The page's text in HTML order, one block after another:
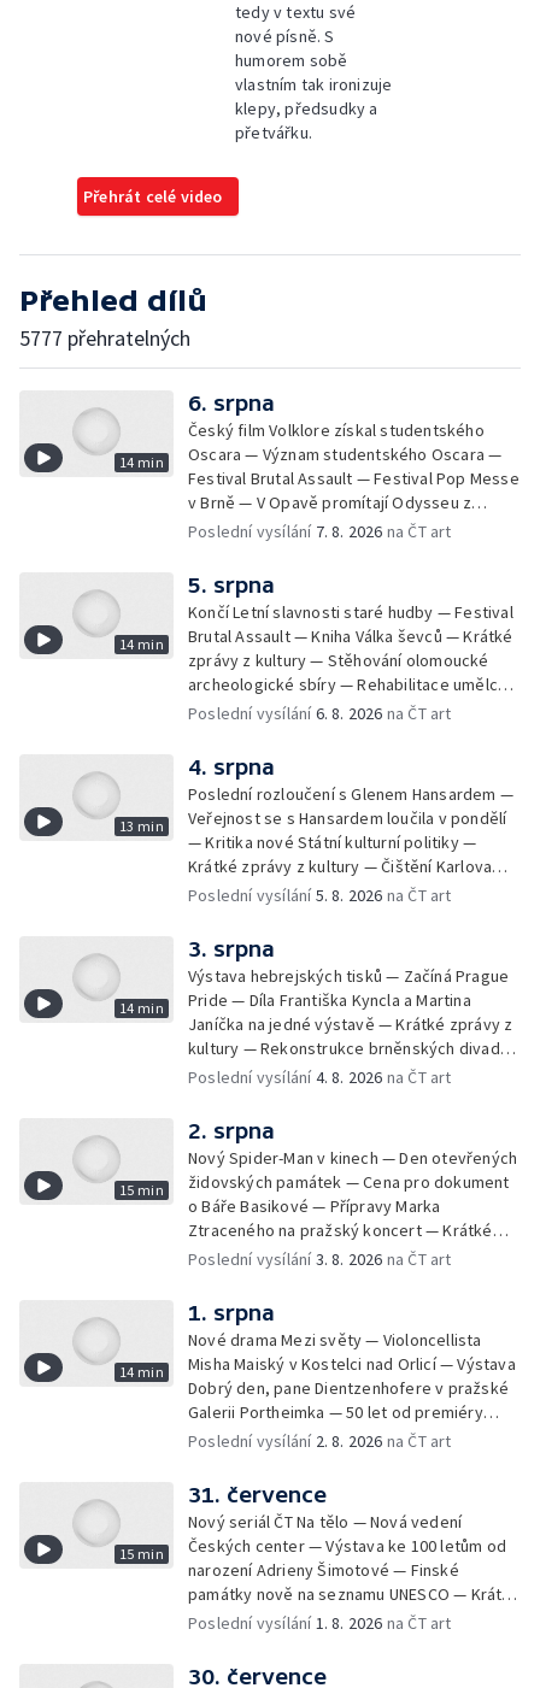
tedy v textu své
nové písně. S
humorem sobě
vlastním tak ironizuje
klepy, předsudky a
přetvářku.
Přehrát celé video
Přehled dílů
5777 přehratelných
14 min
6. srpna
Český film Volklore získal studentského
Oscara — Význam studentského Oscara —
Festival Brutal Assault — Festival Pop Messe
v Brně — V Opavě promítají Odysseu z
filmového pásu
Poslední vysílání 7. 8. 2026 na ČT art
14 min
5. srpna
Končí Letní slavnosti staré hudby — Festival
Brutal Assault — Kniha Válka ševců — Krátké
zprávy z kultury — Stěhování olomoucké
archeologické sbíry — Rehabilitace umělce
Milana Knížáka — Trailer na film Osamělý vlk
Poslední vysílání6. 8. 2026 na ČT art
13 min
4. srpna
Poslední rozloučení s Glenem Hansardem —
Veřejnost se s Hansardem loučila v pondělí
— Kritika nové Státní kulturní politiky —
Krátké zprávy z kultury — Čištění Karlova
mostu — Archeologický výzkum na
neslyšící
Poslední vysílání5. 8. 2026 na ČT art
14 min
3. srpna
Výstava hebrejských tisků — Začíná Prague
Pride — Díla Františka Kyncla a Martina
Janíčka na jedné výstavě — Krátké zprávy z
kultury — Rekonstrukce brněnských divadel
— Budoucnost Knihovny Václava Havla —
Kulturní tipy
Poslední vysílání4. 8. 2026 na ČT art
15 min
2. srpna
Nový Spider-Man v kinech — Den otevřených
židovských památek — Cena pro dokument
o Báře Basikové — Přípravy Marka
Ztraceného na pražský koncert — Krátké
zprávy z kultury — Nález historických
Poslední vysílání3. 8. 2026 na ČT art
14 min
1. srpna
Nové drama Mezi světy — Violoncellista
Misha Maiský v Kostelci nad Orlicí — Výstava
Dobrý den, pane Dientzenhofere v pražské
Galerii Portheimka — 50 let od premiéry
filmu Na samotě u lesa — Krátké zprávy z
Mercury
Poslední vysílání 2. 8. 2026 na ČT art
15 min
31. července
Nový seriál ČT Na tělo — Nová vedení
Českých center — Výstava ke 100 letům od
narození Adrieny Šimotové — Finské
památky nově na seznamu UNESCO — Krátké
zprávy z kultury — Začíná Jiráskův Hronov —
Poslední vysílání1. 8. 2026 na ČT art
30. července